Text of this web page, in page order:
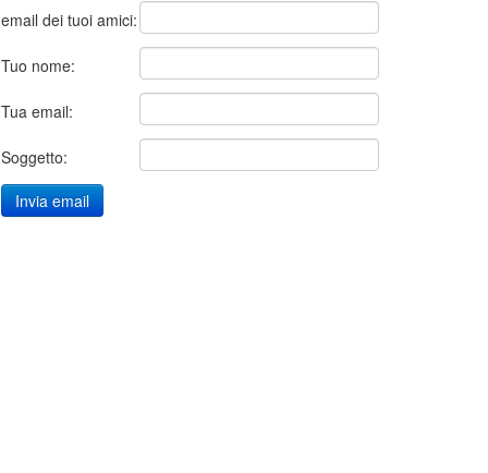
email dei tuoi amici:
Tuo nome:
Tua email:
Soggetto: